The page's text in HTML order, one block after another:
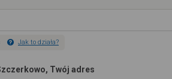
Jak to działa?
Twój adres